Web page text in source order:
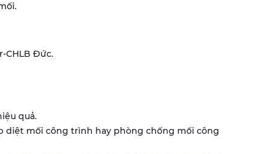
CHLB Đức.
quả.
diệt mối công trình hay phòng chống mối công